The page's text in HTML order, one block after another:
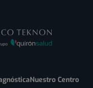
Nuestro Centro